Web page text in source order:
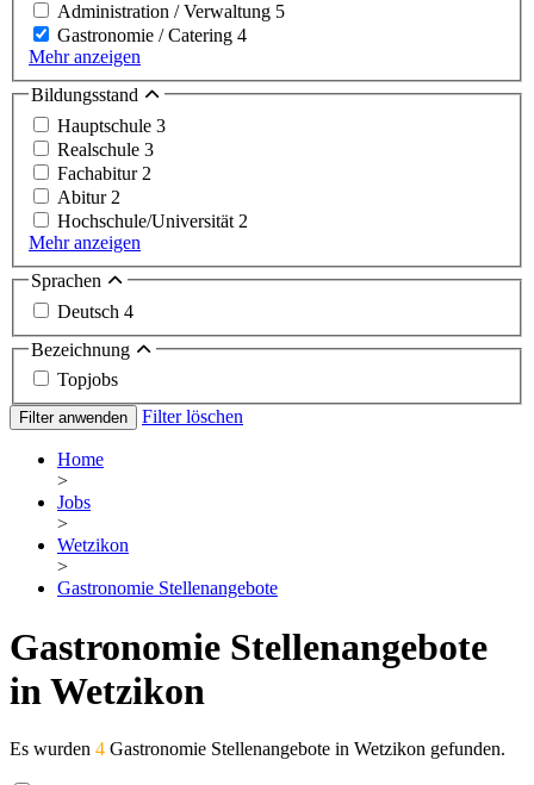
Administration / Verwaltung 5
Gastronomie / Catering 4
Mehr anzeigen
Bildungsstand
Hauptschule 3
Realschule 3
Fachabitur 2
Abitur 2
Hochschule/Universität 2
Mehr anzeigen
Sprachen
Deutsch 4
Bezeichnung
Topjobs
Filter anwenden Filter löschen
Home
>
Jobs
>
Wetzikon
>
Gastronomie Stellenangebote
Gastronomie Stellenangebote
in Wetzikon
Es wurden 4 Gastronomie Stellenangebote in Wetzikon gefunden.